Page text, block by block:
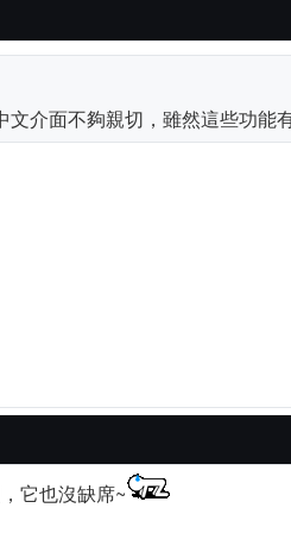
介面不夠親切，雖然這些功能
它也沒缺席~